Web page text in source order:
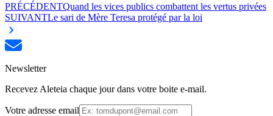
PRÉCÉDENTQuand les vices publics combattent les vertus privées
SUIVANTLe sari de Mère Teresa protégé par la loi
Newsletter
Recevez Aleteia chaque jour dans votre boite e-mail.
Votre adresse email